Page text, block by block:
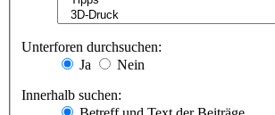
Unterforen durchsuchen:
Ja
Nein
Innerhalb suchen: